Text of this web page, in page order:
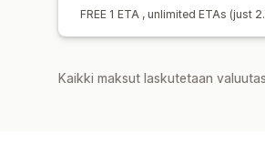
FREE 1 ETA , unlimited ETAs (just
Kaikki maksut laskutetaan